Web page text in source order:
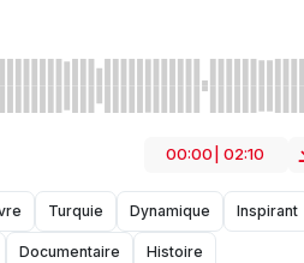
00:00 02:10
Turquie Dynamique Inspirant
Documentaire Histoire